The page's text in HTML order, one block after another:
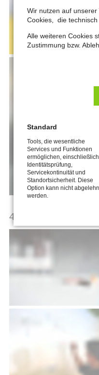
4-Column Gallery
Wir nutzen auf
Cookies, die technisch
Alle weiteren Cookies
Zustimmung bzw.
Standard
Tools, die wesentliche
Services und Funktionen
ermöglichen, einschließlich
Identitätsprüfung,
Servicekontinuität und
Standortsicherheit. Diese
Option kann nicht
werden.